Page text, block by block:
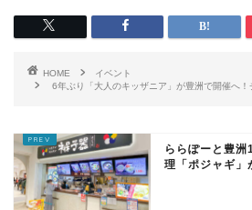
HOME
イベント
6年ぶり「大人のキッザニア」が豊洲で開催へ
ららぽーと豊
理「ポジャギ」